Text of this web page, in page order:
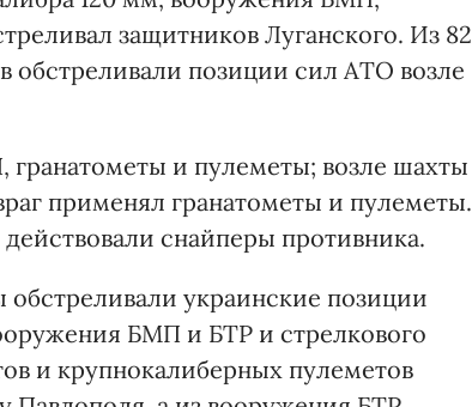
защитников Луганского. Из 82
обстреливали позиции сил АТО возле
и пулеметы; возле шахты
применял гранатометы и пулеметы.
снайперы противника.
украинские позиции
БМП и БТР и стрелкового
и крупнокалиберных пулеметов